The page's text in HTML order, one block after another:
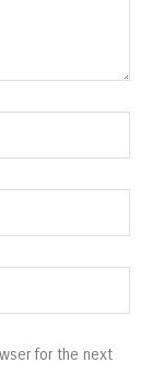
for the next